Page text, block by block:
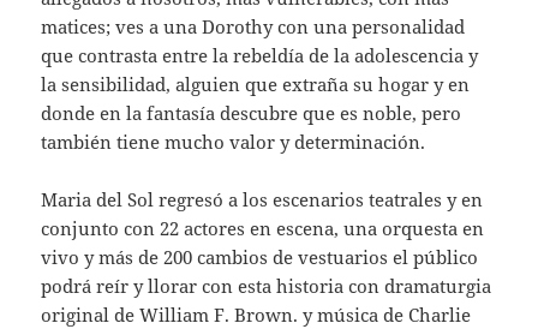
matices; ves a una Dorothy con una personalidad
que contrasta entre la rebeldía de la adolescencia y
la sensibilidad, alguien que extraña su hogar y en
donde en la fantasía descubre que es noble, pero
también tiene mucho valor y determinación.
Maria del Sol regresó a los escenarios teatrales y en
conjunto con 22 actores en escena, una orquesta en
vivo y más de 200 cambios de vestuarios el público
podrá reír y llorar con esta historia con dramaturgia
original de William F. Brown. y música de Charlie